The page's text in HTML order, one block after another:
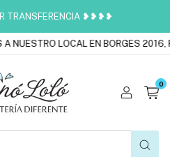
TRANSFERENCIA ❥❥❥❥
NUESTRO LOCAL EN BORGES 2016,
0